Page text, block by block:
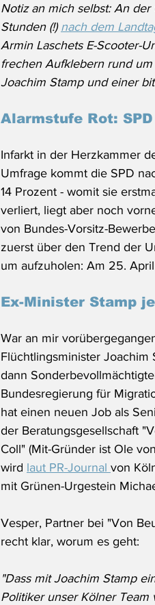
Notiz an mich selbst: An
Stunden (!) nach dem
Armin Laschets E-Scooter-
frechen Aufklebern rund
Joachim Stamp und einer
Alarmstufe Rot:
Infarkt in der Herzkammer
Umfrage kommt die SPD
14 Prozent - womit sie
verliert, liegt aber noch
von Bundes-Vorsitz-
zuerst über den Trend der
um aufzuholen: Am 25.
Ex-Minister Stamp
War an mir
Flüchtlingsminister Joachim
dann
Bundesregierung für
hat einen neuen Job als
der Beratungsgesellschaft
Coll" (Mit-Gründer ist Ole
wird laut PR-Journal von
mit Grünen-Urgestein
Vesper, Partner bei "Von
recht klar, worum es geht:
"Dass mit Joachim Stamp
Politiker unser Kölner Team